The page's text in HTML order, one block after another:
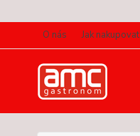
O nás Jak nakupovat